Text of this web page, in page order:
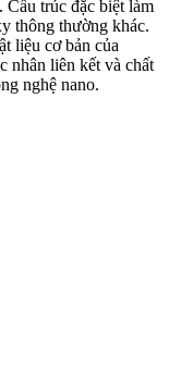
trúc đặc biệt làm
thông thường khác.
liệu cơ bản của
nhân liên kết và chất
nghệ nano.